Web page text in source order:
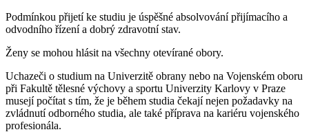
Podmínkou přijetí ke studiu je úspěšné absolvování přijímacího a
odvodního řízení a dobrý zdravotní stav.
Ženy se mohou hlásit na všechny otevírané obory.
Uchazeči o studium na Univerzitě obrany nebo na Vojenském oboru
při Fakultě tělesné výchovy a sportu Univerzity Karlovy v Praze
musejí počítat s tím, že je během studia čekají nejen požadavky na
zvládnutí odborného studia, ale také příprava na kariéru vojenského
profesionála.